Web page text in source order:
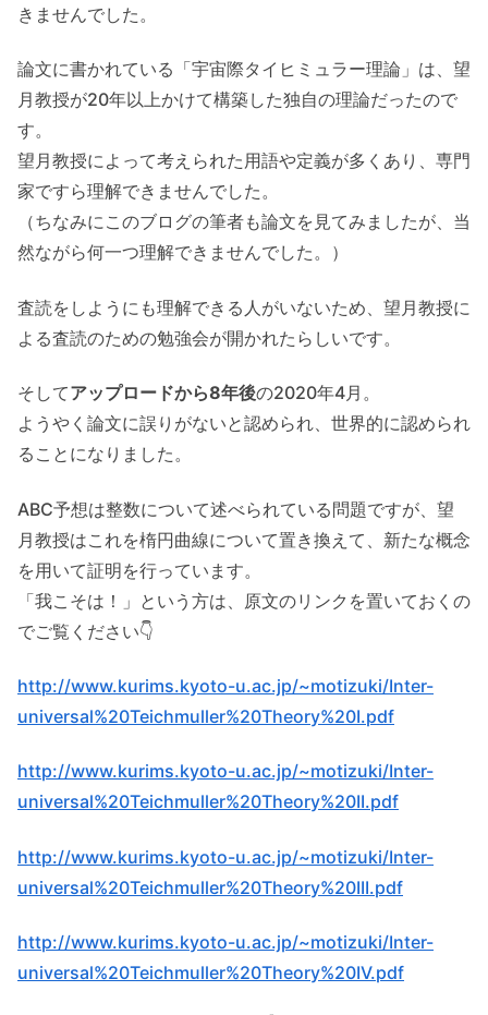
きませんでした。
論文に書かれている「宇宙際タイヒミュラー理論」は、望
月教授が20年以上かけて構築した独自の理論だったので
す。
望月教授によって考えられた用語や定義が多くあり、専門
家ですら理解できませんでした。
（ちなみにこのブログの筆者も論文を見てみましたが、当
然ながら何一つ理解できませんでした。）
査読をしようにも理解できる人がいないため、望月教授に
よる査読のための勉強会が開かれたらしいです。
そしてアップロードから8年後の2020年4月。
ようやく論文に誤りがないと認められ、世界的に認められ
ることになりました。
ABC予想は整数について述べられている問題ですが、望
月教授はこれを楕円曲線について置き換えて、新たな概念
を用いて証明を行っています。
「我こそは！」という方は、原文のリンクを置いておくの
でご覧ください👇
http://www.kurims.kyoto-u.ac.jp/~motizuki/Inter-
universal%20Teichmuller%20Theory%20I.pdf
http://www.kurims.kyoto-u.ac.jp/~motizuki/Inter-
universal%20Teichmuller%20Theory%20II.pdf
http://www.kurims.kyoto-u.ac.jp/~motizuki/Inter-
universal%20Teichmuller%20Theory%20III.pdf
http://www.kurims.kyoto-u.ac.jp/~motizuki/Inter-
universal%20Teichmuller%20Theory%20IV.pdf